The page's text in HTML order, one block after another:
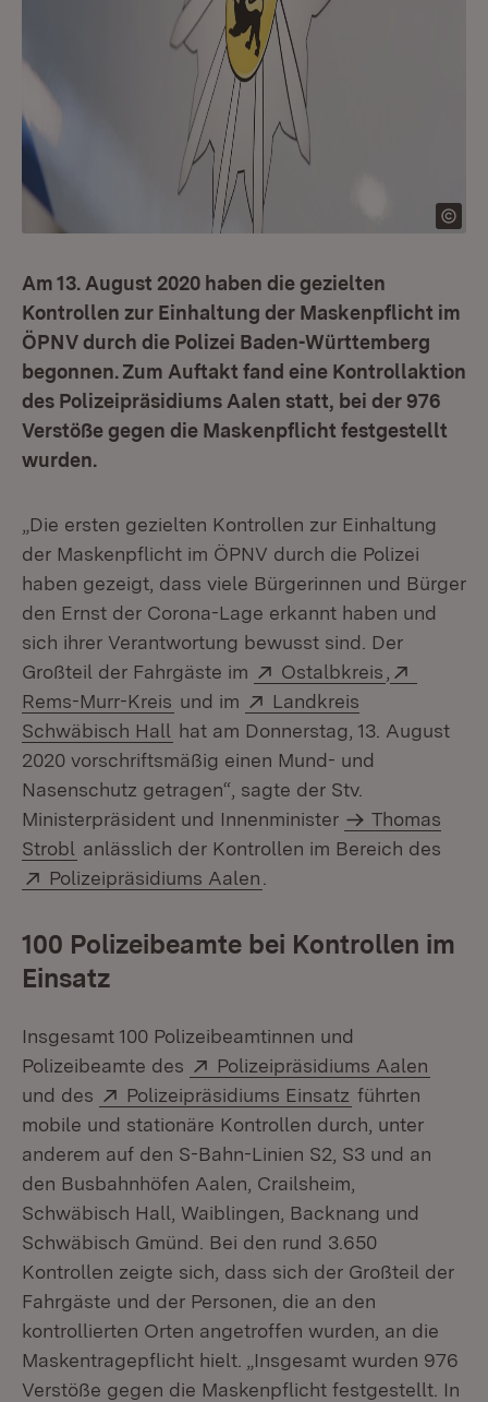
Am 13. August 2020 haben die gezielten
Kontrollen zur Einhaltung der Maskenpflicht im
ÖPNV durch die Polizei Baden-Württemberg
begonnen. Zum Auftakt fand eine Kontrollaktion
des Polizeipräsidiums Aalen statt, bei der 976
Verstöße gegen die Maskenpflicht festgestellt
wurden.
„Die ersten gezielten Kontrollen zur Einhaltung
der Maskenpflicht im ÖPNV durch die Polizei
haben gezeigt, dass viele Bürgerinnen und Bürger
den Ernst der Corona-Lage erkannt haben und
sich ihrer Verantwortung bewusst sind. Der
Großteil der Fahrgäste im
Extern:
Ostalbkreis (Öffnet in
Rems-Murr-Kreis (Öffnet in neuem Fenster)
und im Extern:
Landkreis
Schwäbisch Hall (Öffnet in neuem Fenster)
hat am Donnerstag, 13. August
2020 vorschriftsmäßig einen Mund- und
Nasenschutz getragen“, sagte der Stv.
Ministerpräsident und Innenminister
Thomas
Strobl anlässlich der Kontrollen im Bereich des
Extern:
Polizeipräsidiums Aalen
100 Polizeibeamte bei Kontrollen im
Einsatz
Insgesamt 100 Polizeibeamtinnen und
Polizeibeamte des
Extern:
Polizeipräsidiums Aalen
und des
Extern:
Polizeipräsidiums Einsatz (Öffnet in
führten
mobile und stationäre Kontrollen durch, unter
anderem auf den S-Bahn-Linien S2, S3 und an
den Busbahnhöfen Aalen, Crailsheim,
Schwäbisch Hall, Waiblingen, Backnang und
Schwäbisch Gmünd. Bei den rund 3.650
Kontrollen zeigte sich, dass sich der Großteil der
Fahrgäste und der Personen, die an den
kontrollierten Orten angetroffen wurden, an die
Maskentragepflicht hielt. „Insgesamt wurden 976
Verstöße gegen die Maskenpflicht festgestellt. In